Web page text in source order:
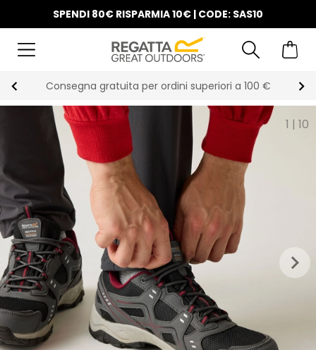
SPENDI 80€ RISPARMIA 10€ | CODE: SAS10
Consegna gratuita per ordini superiori a 100 €
1 | 10
keyboard_arrow_right